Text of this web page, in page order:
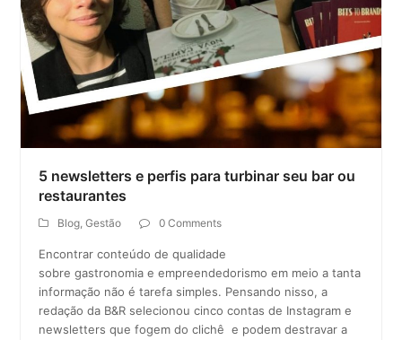
5 newsletters e perfis para turbinar seu bar ou
restaurantes
Blog,Gestão 0 Comments
Encontrar conteúdo de qualidade
sobre gastronomia e empreendedorismo em meio a tanta
informação não é tarefa simples. Pensando nisso, a
redação da B&R selecionou cinco contas de Instagram e
newsletters que fogem do clichê e podem destravar a